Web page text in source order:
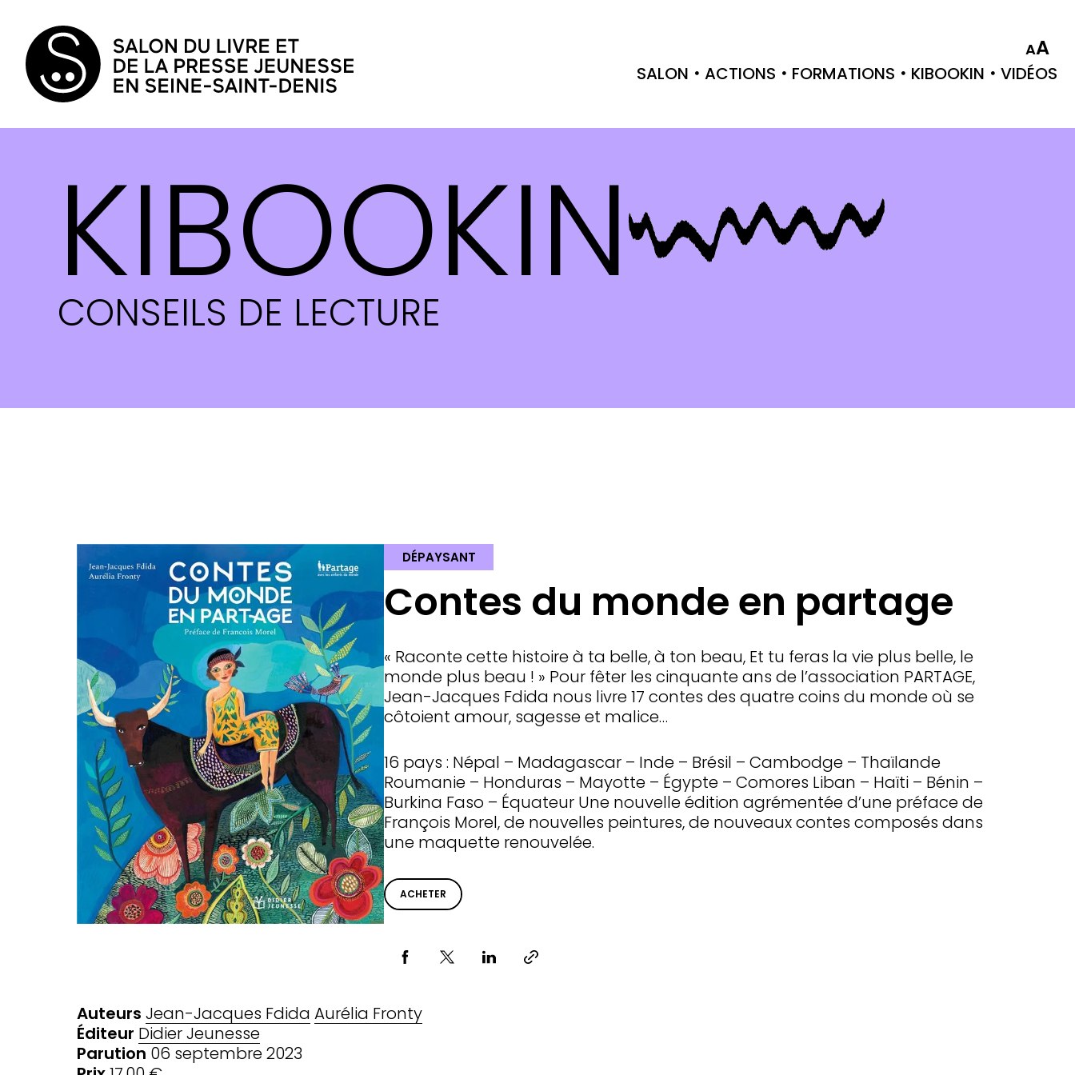
AA
SALON ACTIONS FORMATIONS KIBOOKIN VIDÉOS
KIBOOKIN
CONSEILS DE LECTURE
DÉPAYSANT
Contes du monde en partage
« Raconte cette histoire à ta belle, à ton beau, Et tu feras la vie plus belle, le
monde plus beau ! » Pour fêter les cinquante ans de l’association PARTAGE,
Jean-Jacques Fdida nous livre 17 contes des quatre coins du monde où se
côtoient amour, sagesse et malice…
16 pays : Népal – Madagascar – Inde – Brésil – Cambodge – Thaïlande
Roumanie – Honduras – Mayotte – Égypte – Comores Liban – Haïti – Bénin –
Burkina Faso – Équateur Une nouvelle édition agrémentée d’une préface de
François Morel, de nouvelles peintures, de nouveaux contes composés dans
une maquette renouvelée.
ACHETER
Partager via
Auteurs Jean-Jacques Fdida Aurélia Fronty
Éditeur Didier Jeunesse
Parution 06 septembre 2023